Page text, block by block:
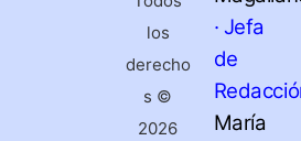
los
derecho
s ©
2026
· Jefa
de
María